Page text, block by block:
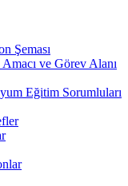
Şeması
ve Görev Alanı
Eğitim Sorumluları